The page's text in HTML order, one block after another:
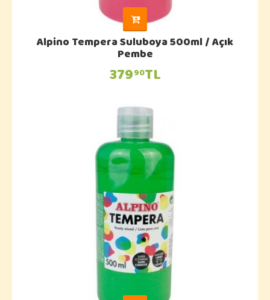
Alpino Tempera Suluboya 500ml / Açık
Pembe
37990TL